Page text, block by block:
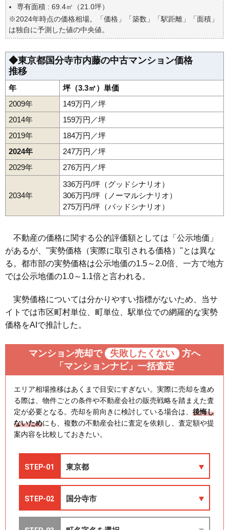
自分の年収でいくらの不動産が買える？
専有面積 : 69.4㎡（21.0坪）
※2024年時点の価格相場。「価格」「築数」「駅距離」「面積」
は独自に予測した値の中央値。
◆東京都国分寺市内藤の中古マンション価格
推移
年
坪（3.3㎡）単価
2009年
149万円／坪
2014年
159万円／坪
2019年
184万円／坪
2024年
247万円／坪
2029年
276万円／坪
2034年
336万円/坪（グッドシナリオ）
306万円/坪（ノーマルシナリオ）
275万円/坪（バッドシナリオ）
不動産の価格に関する公的評価額としては「公示地価」
があるが、"実勢価格（実際に取引される価格）"とは異な
る。都市部の実勢価格は公示地価の1.5～2.0倍、一方で地方
では公示地価の1.0～1.1倍と言われる。
実勢価格については分かりやすい指標がないため、当サ
イトでは市区町村単位、町単位、駅単位での網羅的な実勢
価格をAIで推計した。
マンション売却で 失敗したくない
方へ
「マンションナビ」一括査定
エリア相場推移はあくまで目安にすぎない。実際に売却を進め
る際は、物件ごとの条件や不動産会社の販売戦略を踏まえた査
定が必要となる。売却を前向きに検討している場合は、 後悔し
ないためにも、複数の不動産会社に査定を依頼し、査定額や提
案内容を比較しておきたい。